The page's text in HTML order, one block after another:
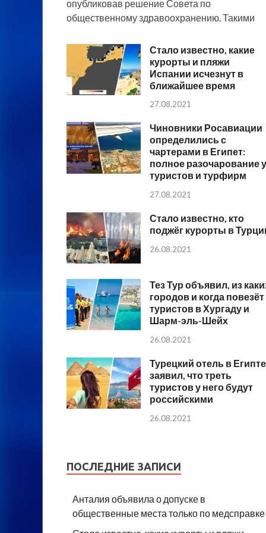
опубликовав решение Совета по
общественному здравоохранению. Такими
Стало известно, какие
курорты и пляжи
Испании исчезнут в
ближайшее время
27.08.2021
Чиновники Росавиации
определились с
чартерами в Египет:
полное разочарование у
туристов и турфирм
27.08.2021
Стало известно, кто
поджёг курорты в
26.08.2021
Тез Тур объявил, из
городов и когда повезёт
туристов в Хургаду и
Шарм-эль-Шейх
26.08.2021
Турецкий отель в Египте
заявил, что треть
туристов у него будут
российскими
26.08.2021
ПОСЛЕДНИЕ ЗАПИСИ
Анталия объявила о допуске в
общественные места только по медсправке